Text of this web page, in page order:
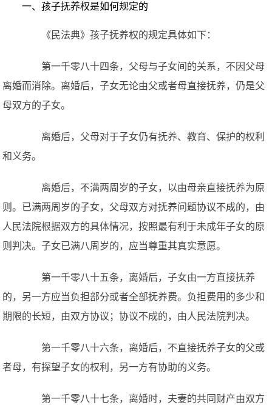
一、孩子抚养权是如何规定的
《民法典》孩子抚养权的规定具体如下：
第一千零八十四条，父母与子女间的关系，不因父母
离婚而消除。离婚后，子女无论由父或者母直接抚养，仍是父
母双方的子女。
离婚后，父母对于子女仍有抚养、教育、保护的权利
和义务。
离婚后，不满两周岁的子女，以由母亲直接抚养为原
则。已满两周岁的子女，父母双方对抚养问题协议不成的，由
人民法院根据双方的具体情况，按照最有利于未成年子女的原
则判决。子女已满八周岁的，应当尊重其真实意愿。
第一千零八十五条，离婚后，子女由一方直接抚养
的，另一方应当负担部分或者全部抚养费。负担费用的多少和
期限的长短，由双方协议；协议不成的，由人民法院判决。
第一千零八十六条，离婚后，不直接抚养子女的父或
者母，有探望子女的权利，另一方有协助的义务。
第一千零八十七条，离婚时，夫妻的共同财产由双方